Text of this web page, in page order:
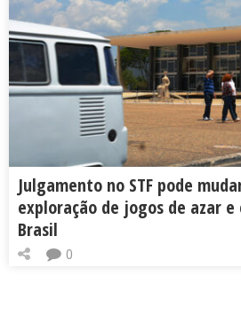
Julgamento no STF pode
exploração de jogos de azar e
Brasil
0